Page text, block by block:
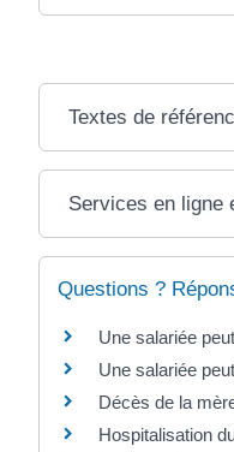
Textes de
Services en ligne
Questions ?
Une salariée
Une salariée
Décès de la
Hospitalisation